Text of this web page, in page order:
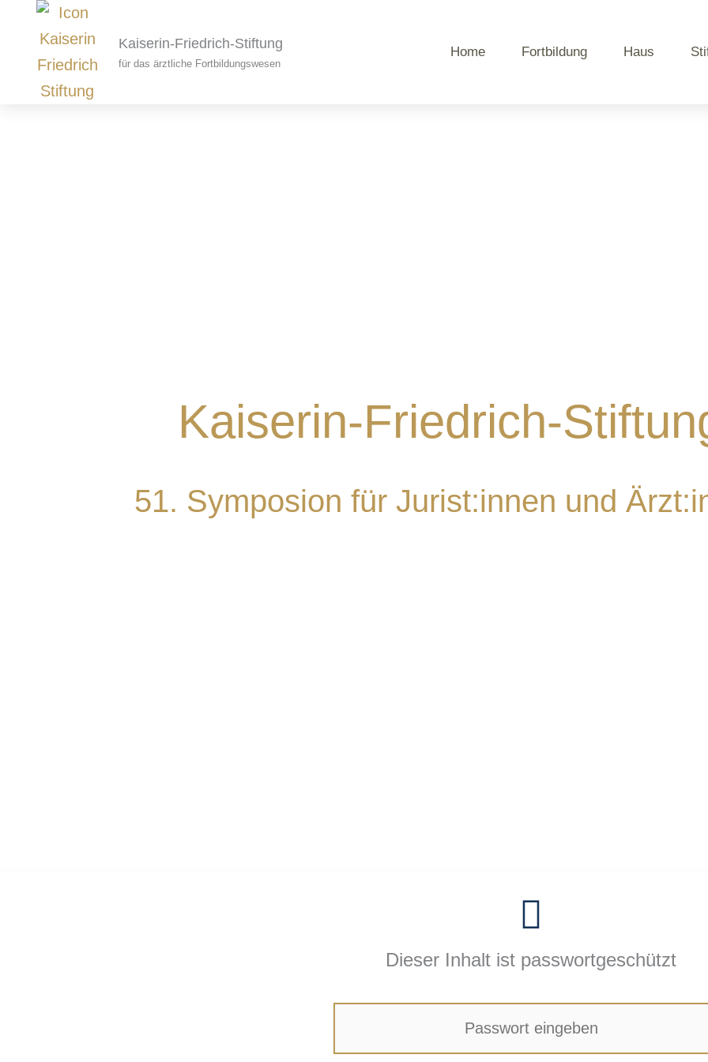
content
Kaiserin-Friedrich-Stiftung
für das ärztliche Fortbildungswesen
Home Fortbildung Haus
Kaiserin-Friedrich-
51. Symposion für Jurist:innen und
Dieser Inhalt ist passwortgeschützt